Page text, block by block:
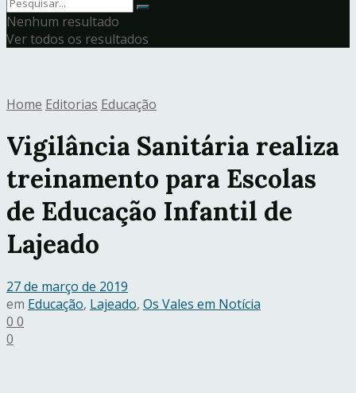
Nenhum resultado
Ver todos os resultados
Home Editorias Educação
Vigilância Sanitária realiza
treinamento para Escolas
de Educação Infantil de
Lajeado
27 de março de 2019
em Educação, Lajeado, Os Vales em Notícia
0 0
0